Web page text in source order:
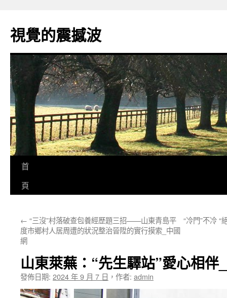
主
要
視覺的震撼波
首
頁
← “三沒”村落破查包養經歷題三招——山東青島平
度市鄉村人居周遭的狀況整治晉陞的實行摸索_中國
網
“冷門”不冷
山東萊蕪：“先生驛站”愛心相
發佈日期: 2024 年 9 月 7 日 ， 作者: admin